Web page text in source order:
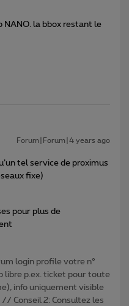
NANO. la bbox restant le
Forum|Forum|4 years ago
tel service de proximus
fixe)
pour plus de
login profile votre n°
libre p.ex. ticket pour toute
info uniquement visible
Conseil 2: Consultez les